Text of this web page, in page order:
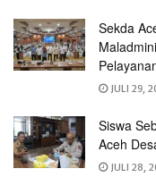
Sekda
JULI 29,
Siswa
Aceh
JULI 28,